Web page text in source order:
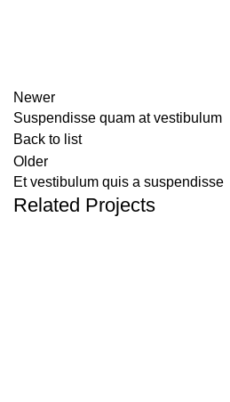
Newer
Suspendisse quam at vestibulum
Back to list
Older
Et vestibulum quis a suspendisse
Related Projects